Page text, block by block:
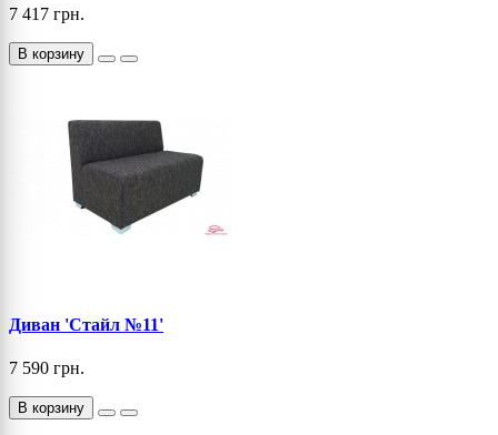
7 417 грн.
В корзину
Диван 'Стайл №11'
7 590 грн.
В корзину